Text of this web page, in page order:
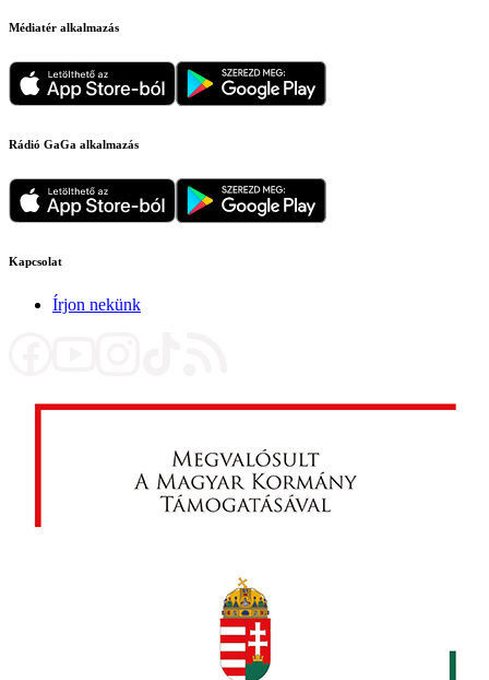
Médiatér alkalmazás
Rádió GaGa alkalmazás
Kapcsolat
Írjon nekünk